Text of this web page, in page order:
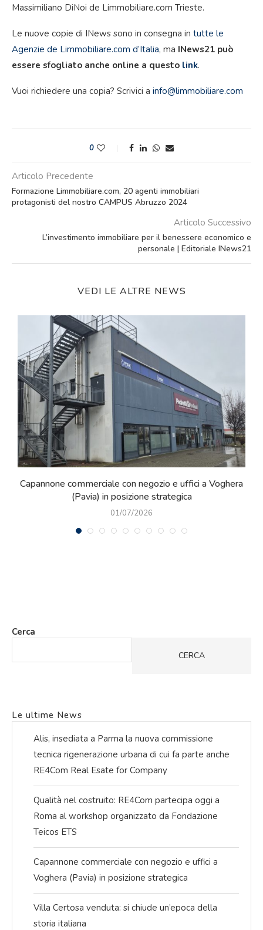
Massimiliano DiNoi de Limmobiliare.com Trieste.
Le nuove copie di INews sono in consegna in tutte le
Agenzie de Limmobiliare.com d’Italia, ma INews21 può
essere sfogliato anche online a questo link.
Vuoi richiedere una copia? Scrivici a info@limmobiliare.com
0
Articolo Precedente
Formazione Limmobiliare.com, 20 agenti immobiliari
protagonisti del nostro CAMPUS Abruzzo 2024
Articolo Successivo
L’investimento immobiliare per il benessere economico e
personale | Editoriale INews21
VEDI LE ALTRE NEWS
con negozio e uffici a Voghera
strategica
Tra Certaldo e Barberino
Cerca
CERCA
Le ultime News
Alis, insediata a Parma la nuova commissione
tecnica rigenerazione urbana di cui fa parte anche
RE4Com Real Esate for Company
Qualità nel costruito: RE4Com partecipa oggi a
Roma al workshop organizzato da Fondazione
Teicos ETS
Capannone commerciale con negozio e uffici a
Voghera (Pavia) in posizione strategica
Villa Certosa venduta: si chiude un’epoca della
storia italiana